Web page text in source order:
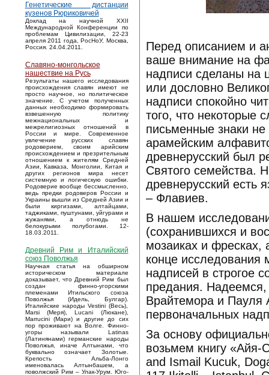
Генетические дистанции
кузенов Рюриковичей
Доклад на научной XXII
Международной Конференции по
проблемам Цивилизации, 22-23
апреля 2011 года, РосНоУ, Москва,
Россия. 24.04.2011.
Славяно-монгольское
нашествие на Русь
Результаты нашего исследования
происхождения славян имеют не
просто научное, но политическое
значение. С учетом полученных
данных необходимо формировать
взвешенную политику
межнациональных и
межрелигиозных отношений в
России и мире. Современное
увлечение русских славян
родоверием, своим арийским
происхождением и презрительным
отношением к жителям Средней
Азии, Кавказа, Монголии, Китая и
других регионов мира несет
системную и логическую ошибки.
Родоверие вообще бессмысленно,
ведь предки родоверов России и
Украины вышли из Средней Азии и
были киргизами, алтайцами,
таджиками, пуштунами, уйгурами и
жужанями, а отнюдь не
белокурыми полубогами. 12-
18.03.2011.
Древний Рим и Италийский
союз Поволжья
Научная статья на обширном
историческом материале
доказывает, что Древний Рим был
создан финно-угорскими
племенами Итильского союза
Поволжья (Идель, Булгар).
Италийские народы Vestini (Весь),
Marsi (Меря), Lucani (Люкане),
Marrucini (Мари) и другие до сих
пор проживают на Волге. Финно-
угоры называли Latinas
(Латинянами) германские народы
Поволжья, иначе Алтынами, что
буквально означает Золотые.
Крепость Альба-Лонго
именовалась Алтынбашем, а
поволжский Рим – Улак-Урум. Юго-
Перед описанием и
ваше внимание на
надписи сделаны на
или дословно
надписи спокойно
того, что некоторые
письменные знаки
арамейским
древнерусский был
Святого семейства.
древнерусский есть
– Флавиев.
В нашем
(сохранившихся и
мозаиках и фресках,
конце
надписей в строгое
предания. Надеемся,
Врайтемора и Пауля
первоначальных
За основу
возьмем книгу «Айя-
and Ismail Kucuk,